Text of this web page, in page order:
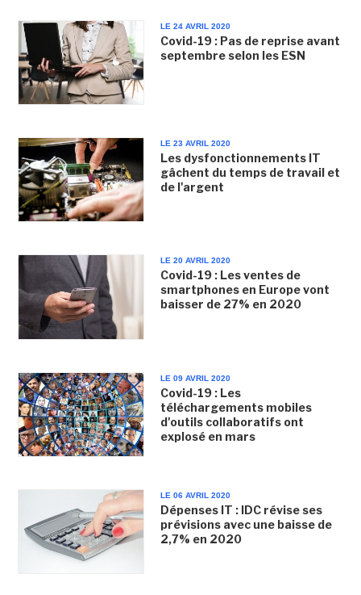
LE 24 AVRIL 2020
Covid-19 : Pas de reprise avant
septembre selon les ESN
LE 23 AVRIL 2020
Les dysfonctionnements IT
gâchent du temps de travail et
de l'argent
LE 20 AVRIL 2020
Covid-19 : Les ventes de
smartphones en Europe vont
baisser de 27% en 2020
LE 09 AVRIL 2020
Covid-19 : Les
téléchargements mobiles
d'outils collaboratifs ont
explosé en mars
LE 06 AVRIL 2020
Dépenses IT : IDC révise ses
prévisions avec une baisse de
2,7% en 2020